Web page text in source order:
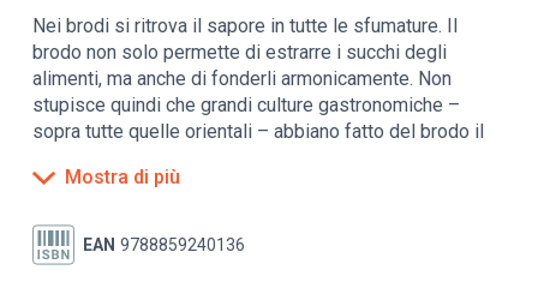
Nei brodi si ritrova il sapore in tutte le sfumature. Il
brodo non solo permette di estrarre i succhi degli
alimenti, ma anche di fonderli armonicamente. Non
stupisce quindi che grandi culture gastronomiche –
sopra tutte quelle orientali – abbiano fatto del brodo il
freschezza. Lo chef parigino William Ledeuil – stellato
Michelin – l’ha reso protagonista del proprio lavoro e
Mostra di più
EAN 9788859240136